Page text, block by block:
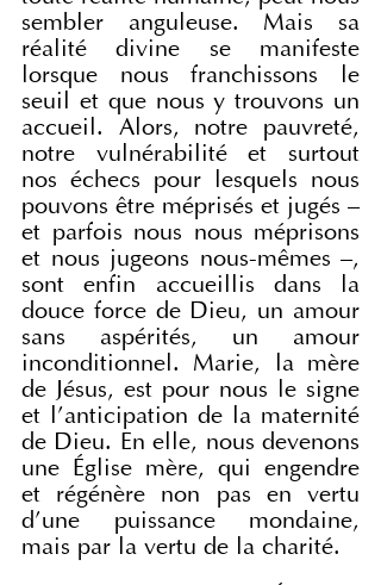
sembler anguleuse. Mais sa
réalité divine se manifeste
lorsque nous franchissons le
seuil et que nous y trouvons un
accueil. Alors, notre pauvreté,
notre vulnérabilité et surtout
nos échecs pour lesquels nous
pouvons être méprisés et jugés –
et parfois nous nous méprisons
et nous jugeons nous-mêmes –,
sont enfin accueillis dans la
douce force de Dieu, un amour
sans aspérités, un amour
inconditionnel. Marie, la mère
de Jésus, est pour nous le signe
et l'anticipation de la maternité
de Dieu. En elle, nous devenons
une Église mère, qui engendre
et régénère non pas en vertu
d'une puissance mondaine,
mais par la vertu de la charité.